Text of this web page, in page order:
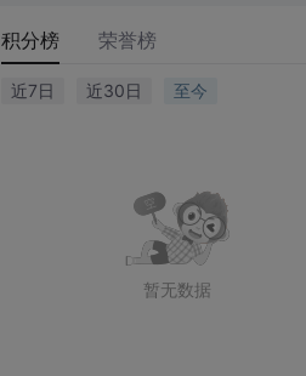
积分榜 荣誉榜
近7日 近30日 至今
暂无数据